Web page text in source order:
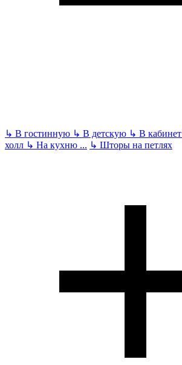
↳ В гостинную ↳ В детскую ↳ В кабинет
холл ↳ На кухню ... ↳ Шторы на петлях